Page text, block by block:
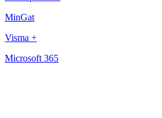
MinGat
Visma +
Microsoft 365